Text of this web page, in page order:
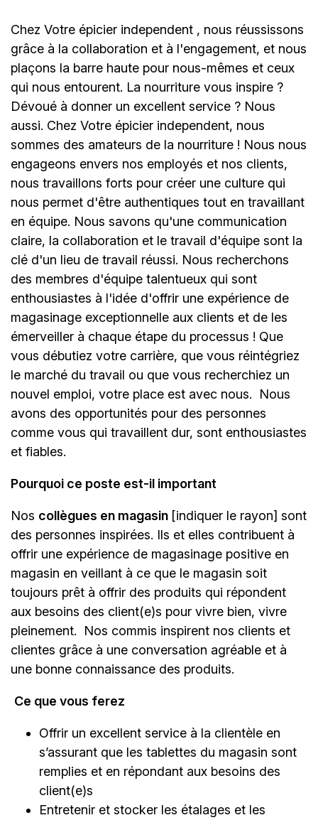
Chez Votre épicier independent , nous réussissons
grâce à la collaboration et à l'engagement, et nous
plaçons la barre haute pour nous-mêmes et ceux
qui nous entourent. La nourriture vous inspire ?
Dévoué à donner un excellent service ? Nous
aussi. Chez Votre épicier independent, nous
sommes des amateurs de la nourriture ! Nous nous
engageons envers nos employés et nos clients,
nous travaillons forts pour créer une culture qui
nous permet d'être authentiques tout en travaillant
en équipe. Nous savons qu'une communication
claire, la collaboration et le travail d'équipe sont la
clé d'un lieu de travail réussi. Nous recherchons
des membres d'équipe talentueux qui sont
enthousiastes à l'idée d'offrir une expérience de
magasinage exceptionnelle aux clients et de les
émerveiller à chaque étape du processus ! Que
vous débutiez votre carrière, que vous réintégriez
le marché du travail ou que vous recherchiez un
nouvel emploi, votre place est avec nous.
Nous
avons des opportunités pour des personnes
comme vous qui travaillent dur, sont enthousiastes
et fiables.
Pourquoi ce poste est-il important
Nos collègues en magasin [indiquer le rayon] sont
des personnes inspirées. Ils et elles contribuent à
offrir une expérience de magasinage positive en
magasin en veillant à ce que le magasin soit
toujours prêt à offrir des produits qui répondent
aux besoins des client(e)s pour vivre bien, vivre
pleinement. Nos commis inspirent nos clients et
clientes grâce à une conversation agréable et à
une bonne connaissance des produits.
Ce que vous ferez
Offrir un excellent service à la clientèle en
s’assurant que les tablettes du magasin sont
remplies et en répondant aux besoins des
client(e)s
Entretenir et stocker les étalages et les